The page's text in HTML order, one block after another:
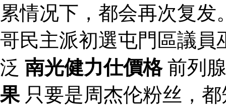
累情况下，都会再次复发
哥民主派初選屯門區議員
泛 南光健力仕價格前列
果只要是周杰伦粉丝，